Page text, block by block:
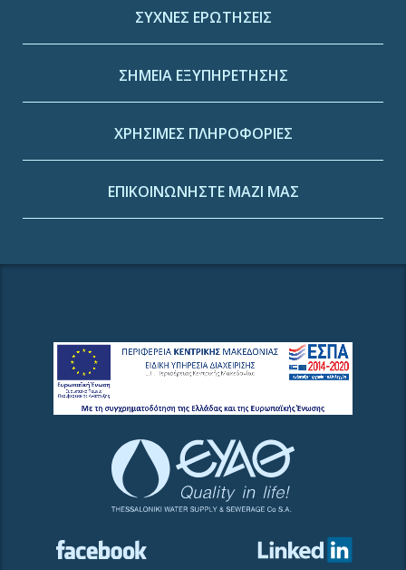
ΣΥΧΝΕΣ ΕΡΩΤΗΣΕΙΣ
ΣΗΜΕΙΑ ΕΞΥΠΗΡΕΤΗΣΗΣ
ΧΡΗΣΙΜΕΣ ΠΛΗΡΟΦΟΡΙΕΣ
ΕΠΙΚΟΙΝΩΝΗΣΤΕ ΜΑΖΙ ΜΑΣ